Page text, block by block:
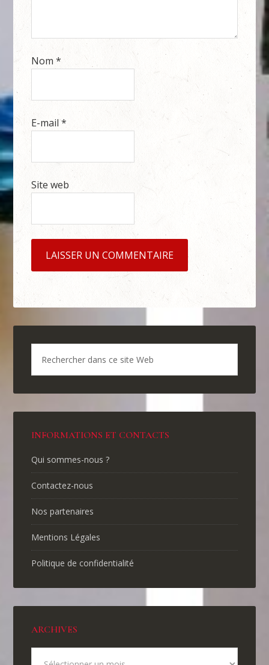
Nom*
E-mail*
Site web
INFORMATIONS ET CONTACTS
Qui sommes-nous ?
Contactez-nous
Nos partenaires
Mentions Légales
Politique de confidentialité
ARCHIVES